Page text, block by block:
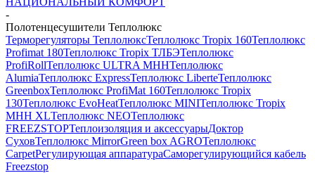
-
Полотенцесушители Теплолюкс
Терморегуляторы ТеплолюксТеплолюкс Tropix 160Теплолюкс
Profimat 180Теплолюкс Tropix ТЛБЭТеплолюкс
ProfiRollТеплолюкс ULTRA МННТеплолюкс
AlumiaТеплолюкс ExpressТеплолюкс LiberteТеплолюкс
GreenboxТеплолюкс ProfiMat 160Теплолюкс Tropix
130Теплолюкс EvoHeatТеплолюкс MINIТеплолюкс Tropix
МНН XLТеплолюкс NEOТеплолюкс
FREEZSTOPТеплоизоляция и аксессуарыДоктор
СуховТеплолюкс MirrorGreen box AGROТеплолюкс
CarpetРегулирующая аппаратураCаморегулирующийся кабель
Freezstop